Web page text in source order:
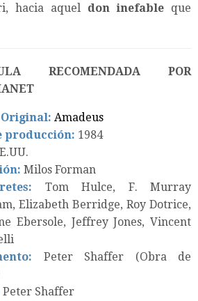
hacia aquel don inefable que
RECOMENDADA POR
Amadeus
producción: 1984
Milos Forman
Tom Hulce, F. Murray
Elizabeth Berridge, Roy Dotrice,
Ebersole, Jeffrey Jones, Vincent
Peter Shaffer (Obra de
Peter Shaffer